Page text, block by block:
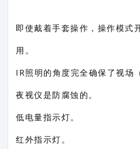
即使戴着手套操作，操作模式
用。
IR照明的角度完全确保了视场
夜视仪是防腐蚀的。
低电量指示灯。
红外指示灯。